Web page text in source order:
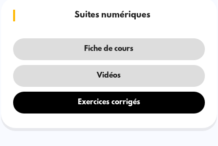
Suites numériques
Fiche de cours
Vidéos
Exercices corrigés